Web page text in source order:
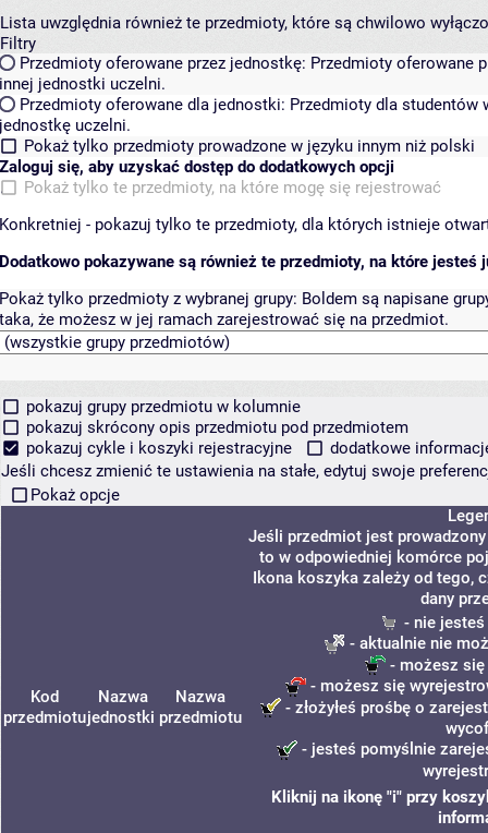
Lista uwzględnia również te przedmioty, które są chwilowo
Filtry
Przedmioty oferowane przez jednostkę: Przedmioty oferowane
innej jednostki uczelni.
Przedmioty oferowane dla jednostki: Przedmioty dla studentów
jednostkę uczelni.
Pokaż tylko przedmioty prowadzone w języku innym niż polski
Zaloguj się, aby uzyskać dostęp do dodatkowych opcji
Pokaż tylko te przedmioty, na które mogę się rejestrować
Konkretniej - pokazuj tylko te przedmioty, dla których istnieje
Dodatkowo pokazywane są również te przedmioty, na które jesteś
Pokaż tylko przedmioty z wybranej grupy: Boldem są napisane
taka, że możesz w jej ramach zarejestrować się na przedmiot.
pokazuj grupy przedmiotu w kolumnie
pokazuj skrócony opis przedmiotu pod przedmiotem
pokazuj cykle i koszyki rejestracyjne
dodatkowe
Jeśli chcesz zmienić te ustawienia na stałe, edytuj swoje
Pokaż opcje
Kod
przedmiotu
Nazwa
jednostki
Nazwa
przedmiotu
Jeśli przedmiot jest
to w odpowiedniej komórce
Ikona koszyka zależy od tego,
dany
- nie
- aktualnie nie
- możesz się
- możesz się
- złożyłeś prośbę o
- jesteś pomyślnie
Kliknij na ikonę "i" przy